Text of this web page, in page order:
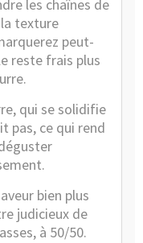
les chaînes de
texture
peut-
reste frais plus
qui se solidifie
pas, ce qui rend
bien plus
judicieux de
à 50/50.